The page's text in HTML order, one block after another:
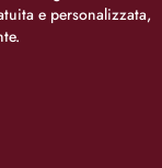
e personalizzata,